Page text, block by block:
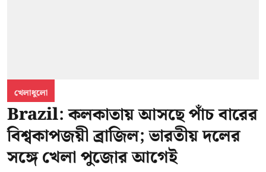
খেলাধুলো
Brazil: কলকাতায় আসছে পাঁচ বারের
বিশ্বকাপজয়ী ব্রাজিল; ভারতীয় দলের
সঙ্গে খেলা পুজোর আগেই